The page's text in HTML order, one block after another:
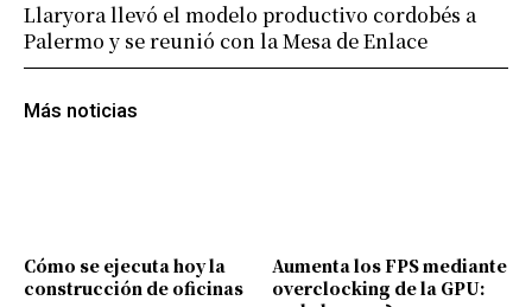
Más noticias
Cómo se ejecuta hoy la
construcción de oficinas
Aumenta los FPS mediante
overclocking de la GPU:
Llaryora llevó el modelo productivo cordobés a
Palermo y se reunió con la Mesa de Enlace